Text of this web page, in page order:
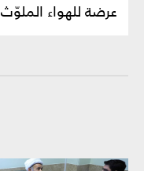
عرضة للهواء الملوّث